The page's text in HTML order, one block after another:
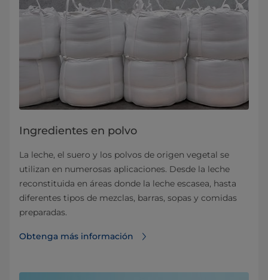
Ingredientes en polvo
La leche, el suero y los polvos de origen vegetal se
utilizan en numerosas aplicaciones. Desde la leche
reconstituida en áreas donde la leche escasea, hasta
diferentes tipos de mezclas, barras, sopas y comidas
preparadas.
Obtenga más información